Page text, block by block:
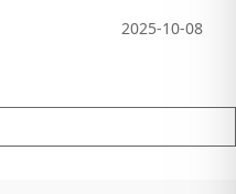
村”的宗旨，坚守以文化浸润心
2025-10-08